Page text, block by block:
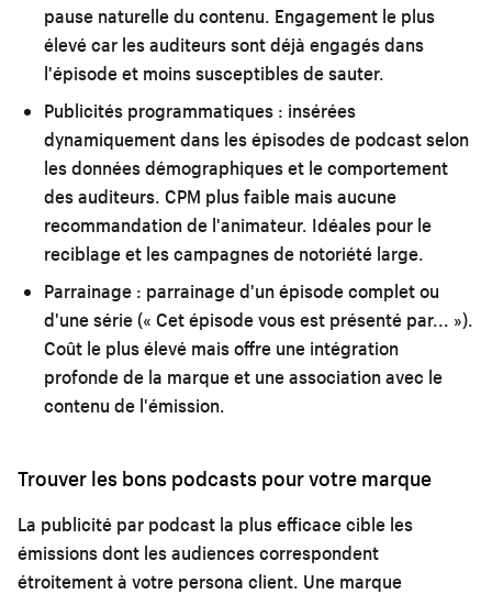
pause naturelle du contenu. Engagement le plus
élevé car les auditeurs sont déjà engagés dans
l'épisode et moins susceptibles de sauter.
Publicités programmatiques : insérées
dynamiquement dans les épisodes de podcast selon
les données démographiques et le comportement
des auditeurs. CPM plus faible mais aucune
recommandation de l'animateur. Idéales pour le
reciblage et les campagnes de notoriété large.
Parrainage : parrainage d'un épisode complet ou
d'une série (« Cet épisode vous est présenté par... »).
Coût le plus élevé mais offre une intégration
profonde de la marque et une association avec le
contenu de l'émission.
Trouver les bons podcasts pour votre marque
La publicité par podcast la plus efficace cible les
émissions dont les audiences correspondent
étroitement à votre persona client. Une marque